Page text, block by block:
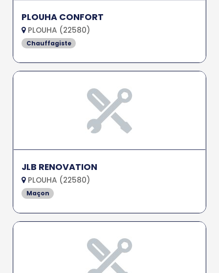
PLOUHA CONFORT
PLOUHA (22580)
Chauffagiste
JLB RENOVATION
PLOUHA (22580)
Maçon